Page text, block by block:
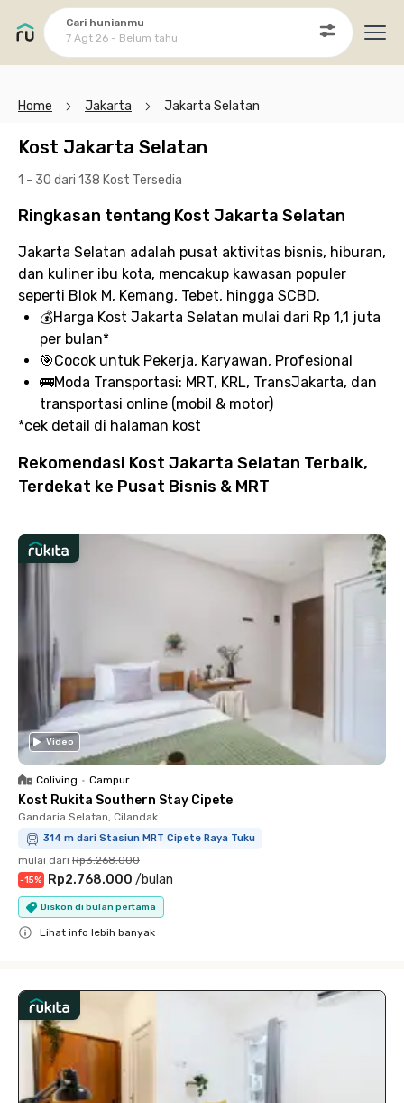
Cari hunianmu
7 Agt 26 - Belum tahu
Home Jakarta Jakarta Selatan
Kost Jakarta Selatan
1 - 30 dari 138 Kost Tersedia
Ringkasan tentang Kost Jakarta Selatan
Jakarta Selatan adalah pusat aktivitas bisnis, hiburan,
dan kuliner ibu kota, mencakup kawasan populer
seperti Blok M, Kemang, Tebet, hingga SCBD.
💰Harga Kost Jakarta Selatan mulai dari Rp 1,1 juta
per bulan*
🎯Cocok untuk Pekerja, Karyawan, Profesional
🚌Moda Transportasi: MRT, KRL, TransJakarta, dan
transportasi online (mobil & motor)
*cek detail di halaman kost
Rekomendasi Kost Jakarta Selatan Terbaik,
Terdekat ke Pusat Bisnis & MRT
Video
Coliving • Campur
Kost Rukita Southern Stay Cipete
Gandaria Selatan, Cilandak
314 m dari Stasiun MRT Cipete Raya Tuku
mulai dari Rp3.268.000
-15% Rp2.768.000 /bulan
Diskon di bulan pertama
Lihat info lebih banyak